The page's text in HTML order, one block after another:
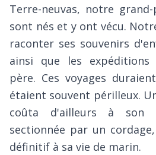
Terre-neuvas, notre
sont nés et y ont vécu.
raconter ses souvenirs
ainsi que les
père. Ces voyages
étaient souvent périlleux.
coûta d'ailleurs à son
sectionnée par un
définitif à sa vie de marin.